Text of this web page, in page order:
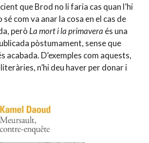
que Brod no li faria cas quan l’hi
com va anar la cosa en el cas de
però La mort i la primavera és una
pòstumament, sense que
acabada. D’exemples com aquests,
n’hi deu haver per donar i